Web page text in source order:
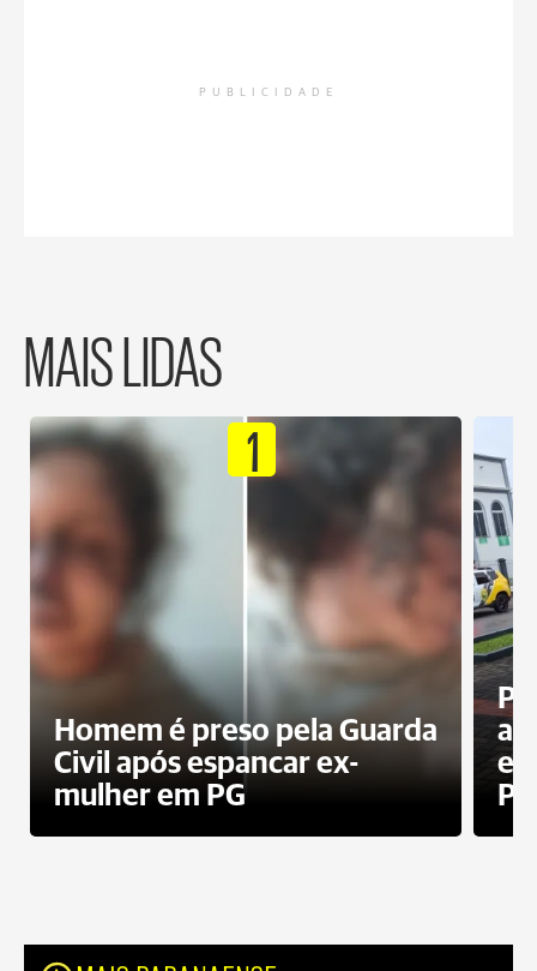
PUBLICIDADE
MAIS LIDAS
1
Homem é preso pela Guarda
Civil após espancar ex-
mulher em PG